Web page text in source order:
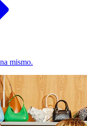
mismo.